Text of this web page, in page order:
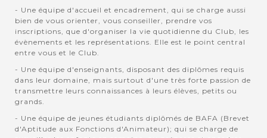
- Une équipe d'accueil et encadrement, qui se charge aussi
bien de vous orienter, vous conseiller, prendre vos
inscriptions, que d'organiser la vie quotidienne du Club, les
évènements et les représentations. Elle est le point central
entre vous et le Club.
- Une équipe d'enseignants, disposant des diplômes requis
dans leur domaine, mais surtout d'une très forte passion de
transmettre leurs connaissances à leurs élèves, petits ou
grands.
- Une équipe de jeunes étudiants diplômés de BAFA (Brevet
d'Aptitude aux Fonctions d'Animateur); qui se charge de